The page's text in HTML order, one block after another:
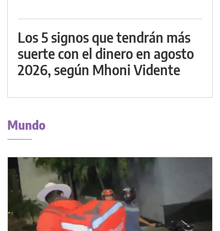
Los 5 signos que tendrán más
suerte con el dinero en agosto
2026, según Mhoni Vidente
Mundo